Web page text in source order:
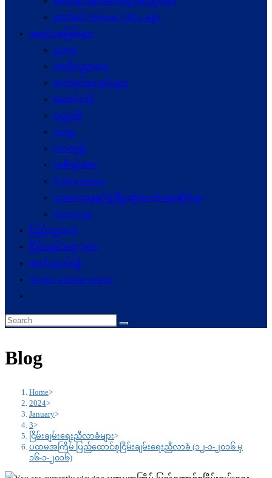
ဆက်စပ် Website URLs များ
အရင်းအမြစ်များ
ဥပဒေ
အသိပညာပေး
ဆက်စပ်စာအုပ်များ
ဆောင်းပါး
ဝတ္ထုတို
ကဗျာ
ကာတွန်း
အစီရင်ခံစာ
E-Newsletters
သုတေသနနှင့်ဖွံ့ဖြိုးတိုးတက်ရေးဆိုင်ရာ
Acronyms
ပြည်သူ့အသံ
ငြိမ်းချမ်းရေး Wiki
ဆက်သွယ်ရန်
Toggle website search
Blog
Home>
2024>
January>
3>
ငြိမ်းချမ်းရေးညီလာခံများ>
ပထမအကြိမ် ပြည်ထောင်စုငြိမ်းချမ်းရေးညီလာခံ (၁၂-၁-၂၀၁၆ မှ
၁၆-၁-၂၀၁၆)